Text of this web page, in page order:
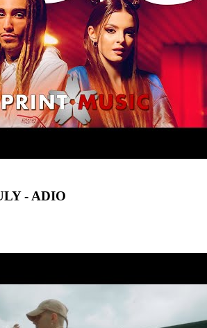
- ADIO